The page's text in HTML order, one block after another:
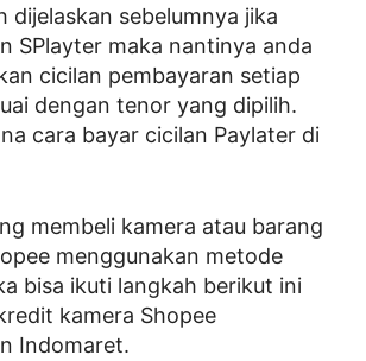
dijelaskan sebelumnya jika
SPlayter maka nantinya anda
cicilan pembayaran setiap
dengan tenor yang dipilih.
cara bayar cicilan Paylater di
membeli kamera atau barang
menggunakan metode
bisa ikuti langkah berikut ini
kamera Shopee
Indomaret.